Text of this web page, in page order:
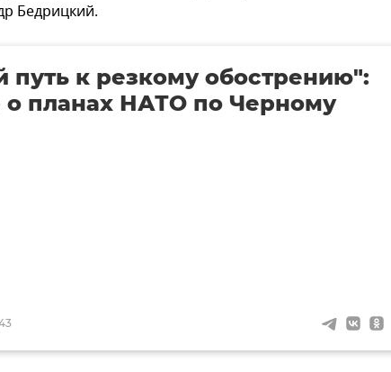
Бедрицкий.
путь к резкому обострению":
о планах НАТО по Черному